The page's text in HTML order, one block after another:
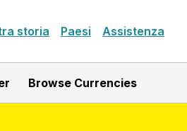
storia Paesi Assistenza
Browse Currencies